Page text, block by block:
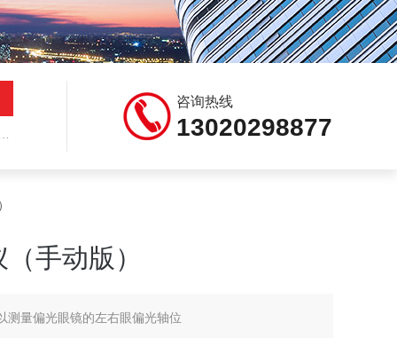
咨询热线
13020298877
手动版）
测量偏光眼镜的左右眼偏光轴位